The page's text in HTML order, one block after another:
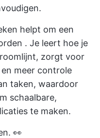
helpt om een
. Je leert hoe je
zorgt voor
meer controle
taken, waardoor
schaalbare,
te maken.
👀